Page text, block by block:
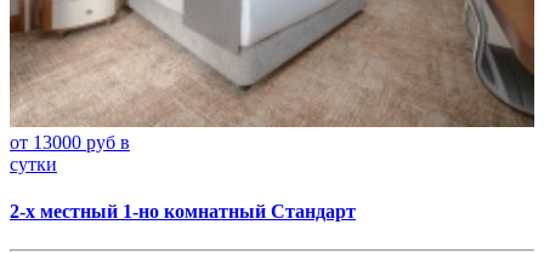
от 13000 руб в
сутки
2-х местный 1-но комнатный Стандарт